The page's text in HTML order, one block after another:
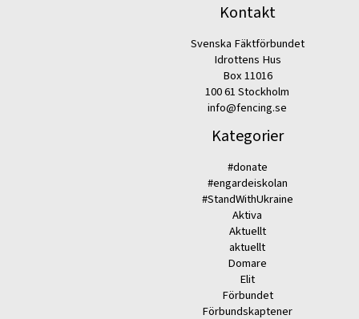
Kontakt
Svenska Fäktförbundet
Idrottens Hus
Box 11016
100 61 Stockholm
info@fencing.se
Kategorier
#donate
#engardeiskolan
#StandWithUkraine
Aktiva
Aktuellt
aktuellt
Domare
Elit
Förbundet
Förbundskaptener